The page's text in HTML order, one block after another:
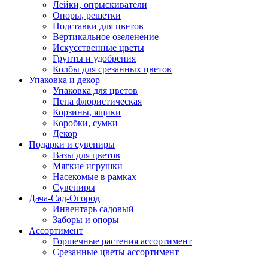
Лейки, опрыскиватели
Опоры, решетки
Подставки для цветов
Вертикальное озеленение
Искусственные цветы
Грунты и удобрения
Колбы для срезанных цветов
Упаковка и декор
Упаковка для цветов
Пена флористическая
Корзины, ящики
Коробки, сумки
Декор
Подарки и сувениры
Вазы для цветов
Мягкие игрушки
Насекомые в рамках
Сувениры
Дача-Сад-Огород
Инвентарь садовый
Заборы и опоры
Ассортимент
Горшечные растения ассортимент
Срезанные цветы ассортимент